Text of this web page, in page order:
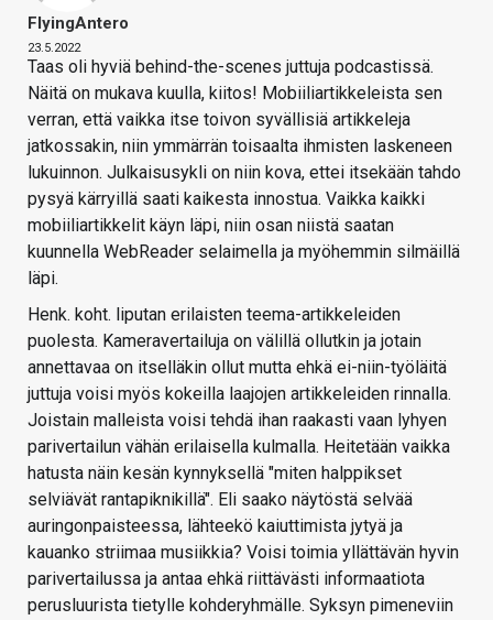
FlyingAntero
23.5.2022
Taas oli hyviä behind-the-scenes juttuja podcastissä.
Näitä on mukava kuulla, kiitos! Mobiiliartikkeleista sen
verran, että vaikka itse toivon syvällisiä artikkeleja
jatkossakin, niin ymmärrän toisaalta ihmisten laskeneen
lukuinnon. Julkaisusykli on niin kova, ettei itsekään tahdo
pysyä kärryillä saati kaikesta innostua. Vaikka kaikki
mobiiliartikkelit käyn läpi, niin osan niistä saatan
kuunnella WebReader selaimella ja myöhemmin silmäillä
läpi.
Henk. koht. liputan erilaisten teema-artikkeleiden
puolesta. Kameravertailuja on välillä ollutkin ja jotain
annettavaa on itselläkin ollut mutta ehkä ei-niin-työläitä
juttuja voisi myös kokeilla laajojen artikkeleiden rinnalla.
Joistain malleista voisi tehdä ihan raakasti vaan lyhyen
parivertailun vähän erilaisella kulmalla. Heitetään vaikka
hatusta näin kesän kynnyksellä "miten halppikset
selviävät rantapiknikillä". Eli saako näytöstä selvää
auringonpaisteessa, lähteekö kaiuttimista jytyä ja
kauanko striimaa musiikkia? Voisi toimia yllättävän hyvin
parivertailussa ja antaa ehkä riittävästi informaatiota
perusluurista tietylle kohderyhmälle. Syksyn pimeneviin